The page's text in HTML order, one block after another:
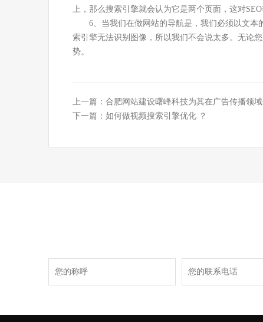
上，那么搜索引擎就会认为它是两个页面，这对SEO
6、当我们在做网站的导航是，我们必须以文
索引擎无法识别图像，所以我们不会说太多。无论
势。
上一篇： 合肥网站建设曙峰科技为其在广告传播领
下一篇： 如何做视频搜索引擎优化 ？